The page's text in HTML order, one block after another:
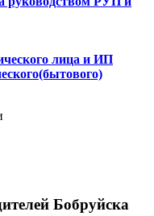
лица и ИП
Бобруйска